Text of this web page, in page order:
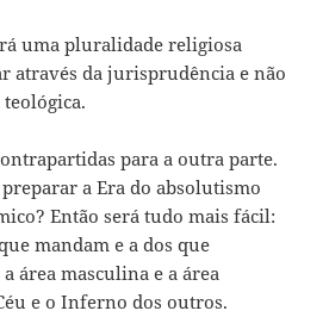
uma pluralidade religiosa
através da jurisprudência e não
para a outra parte.
preparar a Era do absolutismo
Então será tudo mais fácil:
mandam e a dos que
área masculina e a área
e o Inferno dos outros.